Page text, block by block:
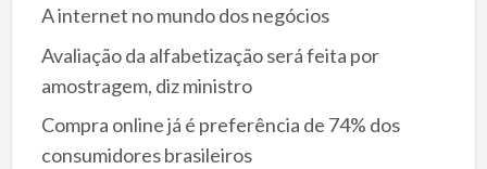
A internet no mundo dos negócios
Avaliação da alfabetização será feita por
amostragem, diz ministro
Compra online já é preferência de 74% dos
consumidores brasileiros